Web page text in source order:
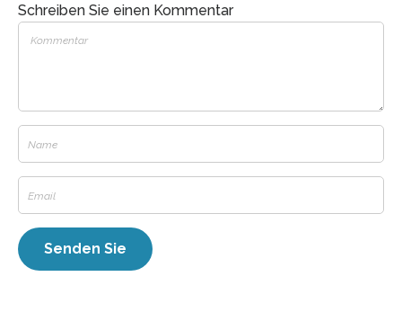
Schreiben Sie einen Kommentar